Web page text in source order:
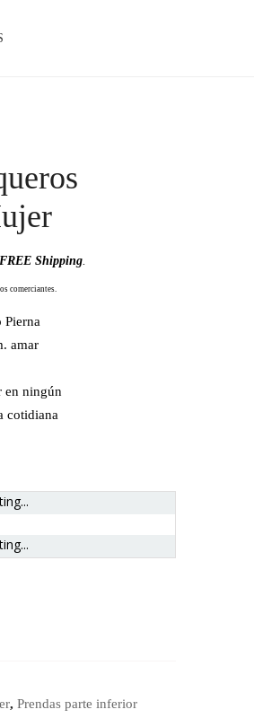
FREE Shipping.
comerciantes.
Pierna
amar
en ningún
cotidiana
, Prendas parte inferior